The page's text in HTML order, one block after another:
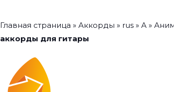
Главная страница » Аккорды » rus » А »
аккорды для гитары